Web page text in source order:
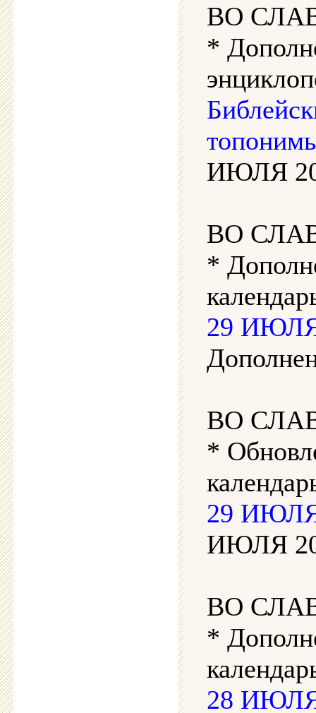
ВО
*
ИЮЛЯ
ВО
*
29 ИЮЛЯ
ВО
*
29 ИЮЛЯ
ИЮЛЯ
ВО
*
28 ИЮЛЯ